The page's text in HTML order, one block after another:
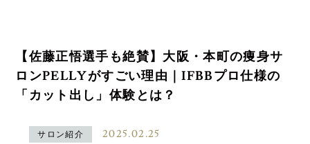
【佐藤正悟選手も絶賛】大阪・本町の痩身サ
ロンPELLYがすごい理由｜IFBBプロ仕様の
「カット出し」体験とは？
サロン紹介 2025.02.25